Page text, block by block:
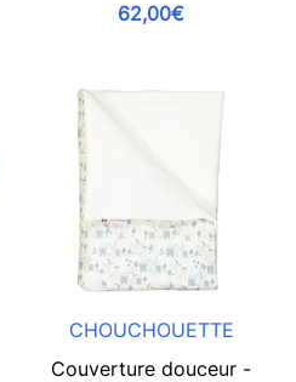
62,00€
CHOUCHOUETTE
Couverture douceur -